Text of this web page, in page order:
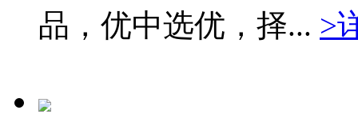
品，优中选优，择... >